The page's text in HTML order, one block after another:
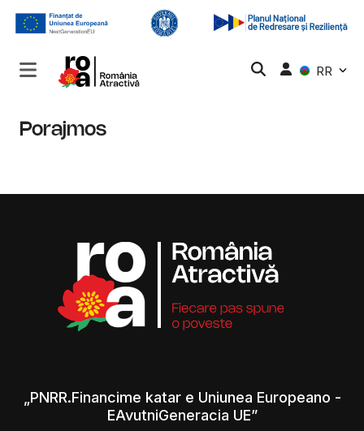
RR
Porajmos
„PNRR.Financime katar e Uniunea Europeano -
EAvutniGeneracia UE”